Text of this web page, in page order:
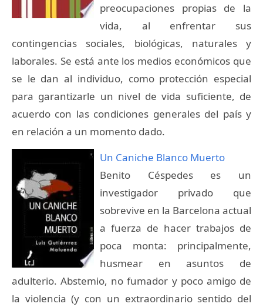
preocupaciones propias de la
vida, al enfrentar sus
contingencias sociales, biológicas, naturales y
laborales. Se está ante los medios económicos que
se le dan al individuo, como protección especial
para garantizarle un nivel de vida suficiente, de
acuerdo con las condiciones generales del país y
en relación a un momento dado.
Un Caniche Blanco Muerto
Benito Céspedes es un
investigador privado que
sobrevive en la Barcelona actual
a fuerza de hacer trabajos de
poca monta: principalmente,
husmear en asuntos de
adulterio. Abstemio, no fumador y poco amigo de
la violencia (y con un extraordinario sentido del